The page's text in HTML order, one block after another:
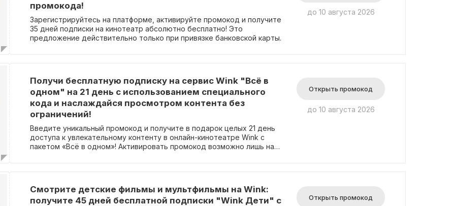
промокода!
Зарегистрируйтесь на платформе, активируйте промокод и получите
35 дней подписки на кинотеатр абсолютно бесплатно! Это
предложение действительно только при привязке банковской карты.
до 10 августа 2026
Получи бесплатную подписку на сервис Wink "Всё в
одном" на 21 день с использованием специального
кода и наслаждайся просмотром контента без
ограничений!
Введите уникальный промокод и получите в подарок целых 21 день
доступа к увлекательному контенту в онлайн-кинотеатре Wink с
пакетом «Всё в одном»! Активировать промокод возможно лишь на
Открыть промокод
до 10 августа 2026
Смотрите детские фильмы и мультфильмы на Wink:
получите 45 дней бесплатной подписки "Wink Дети" с
Открыть промокод